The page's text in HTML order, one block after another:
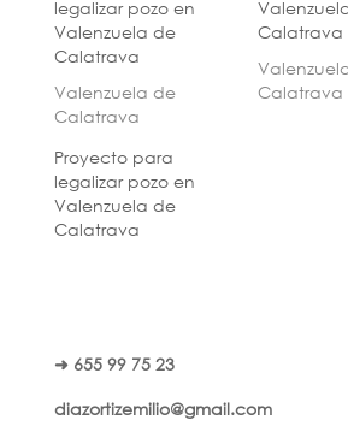
legalizar pozo en
Valenzuela de
Calatrava
Valenzuela de
Calatrava
Calatrava
Calatrava
Proyecto para
legalizar pozo en
Valenzuela de
Calatrava
➜ 655 99 75 23
diazortizemilio@gmail.com